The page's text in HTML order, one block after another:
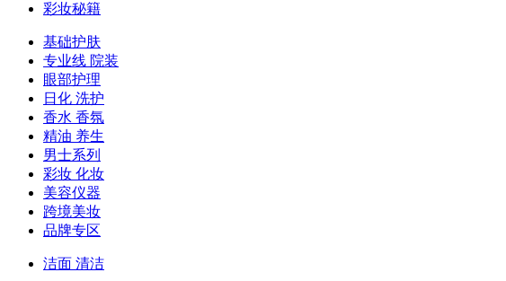
彩妆秘籍
基础护肤
专业线 院装
眼部护理
日化 洗护
香水 香氛
精油 养生
男士系列
彩妆 化妆
美容仪器
跨境美妆
品牌专区
洁面 清洁